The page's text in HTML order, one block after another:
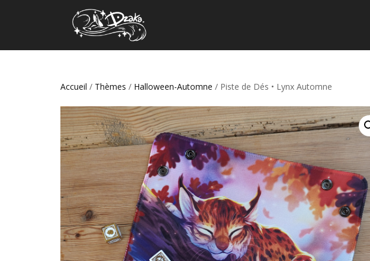
Accueil / Thèmes / Halloween-Automne / Piste de Dés • Lynx Automne